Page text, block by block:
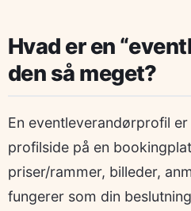
Hvad er en
den så meget?
En eventleverandørprofil
profilside på en
priser/rammer, billeder,
fungerer som din